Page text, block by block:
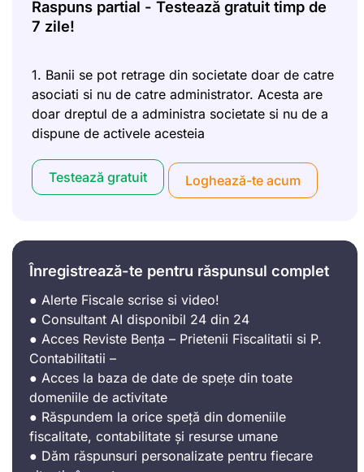
Raspuns partial - Testează gratuit timp de
7 zile!
1. Banii se pot retrage din societate doar de catre
asociati si nu de catre administrator. Acesta are
doar dreptul de a administra societate si nu de a
dispune de activele acesteia
Testează gratuit Loghează-te acum
Înregistrează-te pentru răspunsul complet
● Alerte Fiscale scrise si video!
● Consultant AI disponibil 24 din 24
● Acces Reviste Bența – Prietenii Fiscalitatii si P.
Contabilitatii –
● Acces la baza de date de spețe din toate
domeniile de activitate
● Răspundem la orice speță din domeniile
fiscalitate, contabilitate și resurse umane
● Dăm răspunsuri personalizate pentru fiecare